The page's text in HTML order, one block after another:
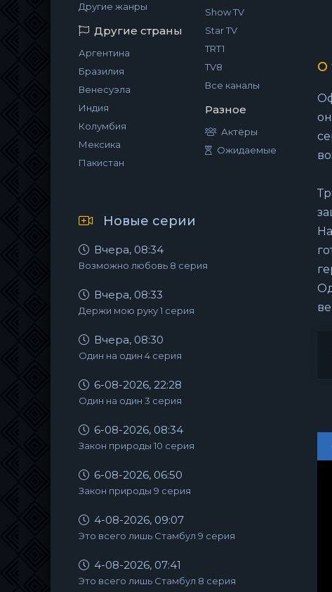
Другие жанры
Другие страны
Аргентина
Бразилия
Венесуэла
Индия
Колумбия
Мексика
Пакистан
Show TV
Star TV
TRT1
TV8
Все каналы
Разное
Актёры
Ожидаемые
Новые серии
Вчера, 08:34
Возможно любовь 8 серия
Вчера, 08:33
Держи мою руку 1 серия
Вчера, 08:30
Один на один 4 серия
6-08-2026, 22:28
Один на один 3 серия
6-08-2026, 08:34
Закон природы 10 серия
6-08-2026, 06:50
Закон природы 9 серия
4-08-2026, 09:07
Это всего лишь Стамбул 9 серия
4-08-2026, 07:41
Это всего лишь Стамбул 8 серия
О